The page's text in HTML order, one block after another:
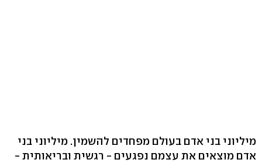
מיליוני בני אדם בעולם מפחדים להשמין. מיליוני בני
אדם מוצאים את עצמם נפגעים - רגשית ובריאותית -